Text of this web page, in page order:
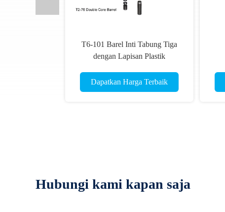
T6-101 Barel Inti Tabung Tiga
dengan Lapisan Plastik
Dapatkan Harga Terbaik
Hubungi kami kapan saja